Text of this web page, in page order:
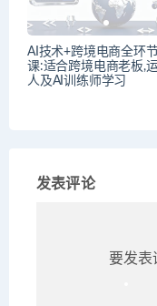
AI技术+跨境电商全环
课:适合跨境电商老板,
人及AI训练师学习
发表评论
要发表